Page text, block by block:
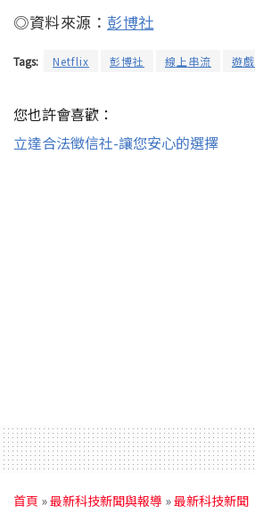
◎資料來源： 彭博社
Tags: Netflix 彭博社 線上串流 遊戲
您也許會喜歡：
立達合法徵信社-讓您安心的選擇
首頁 »最新科技新聞與報導 »最新科技新聞